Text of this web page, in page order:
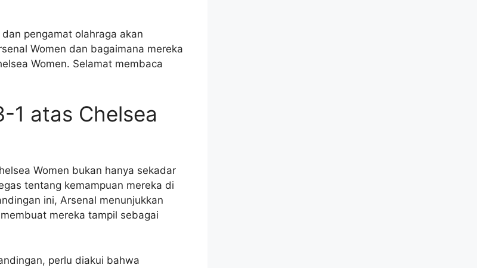
pengamat olahraga akan
Women dan bagaimana mereka
Women. Selamat membaca
1 atas Chelsea
Women bukan hanya sekadar
tentang kemampuan mereka di
ini, Arsenal menunjukkan
mereka tampil sebagai
perlu diakui bahwa